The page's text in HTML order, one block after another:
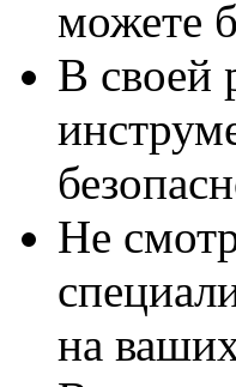
можете
В своей
Не
на